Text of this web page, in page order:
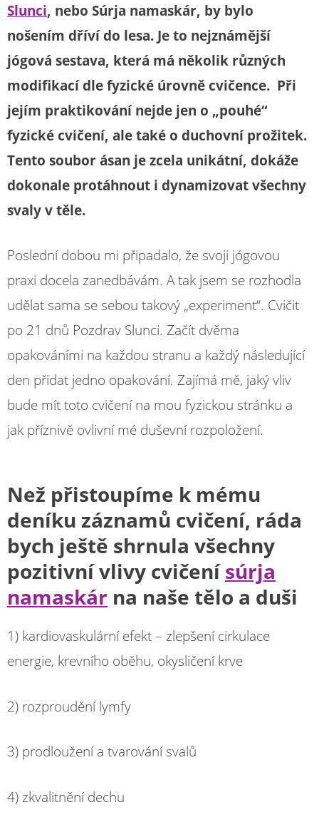
Slunci, nebo Súrja namaskár, by bylo
nošením dříví do lesa. Je to nejznámější
jógová sestava, která má několik různých
modifikací dle fyzické úrovně cvičence. Při
jejím praktikování nejde jen o „pouhé“
fyzické cvičení, ale také o duchovní prožitek.
Tento soubor ásan je zcela unikátní, dokáže
dokonale protáhnout i dynamizovat všechny
svaly v těle.
Poslední dobou mi připadalo, že svoji jógovou
praxi docela zanedbávám. A tak jsem se rozhodla
udělat sama se sebou takový „experiment“. Cvičit
po 21 dnů Pozdrav Slunci. Začít dvěma
opakováními na každou stranu a každý následující
den přidat jedno opakování. Zajímá mě, jaký vliv
bude mít toto cvičení na mou fyzickou stránku a
jak příznivě ovlivní mé duševní rozpoložení.
Než přistoupíme k mému
deníku záznamů cvičení, ráda
bych ještě shrnula všechny
pozitivní vlivy cvičenísúrja
namaskár na naše tělo a duši
1) kardiovaskulární efekt – zlepšení cirkulace
energie, krevního oběhu, okysličení krve
2) rozproudění lymfy
3) prodloužení a tvarování svalů
4) zkvalitnění dechu